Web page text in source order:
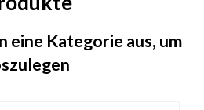
eine Kategorie aus, um